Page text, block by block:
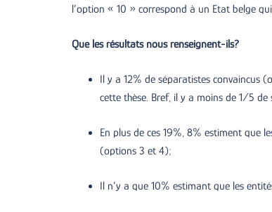
l’option « 10 » correspond à un Etat belge
Que les résultats nous renseignent-ils?
Il y a 12% de séparatistes convaincus
cette thèse. Bref, il y a moins de 1/5
En plus de ces 19%, 8% estiment que
(options 3 et 4);
Il n’y a que 10% estimant que les